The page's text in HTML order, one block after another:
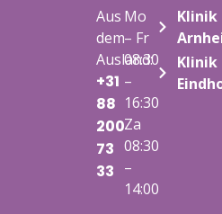
Aus
dem
Ausland:
+31
88
200
73
33
Mo
– Fr
08:30
–
16:30
Za
08:30
–
14:00
Klinik
Klinik